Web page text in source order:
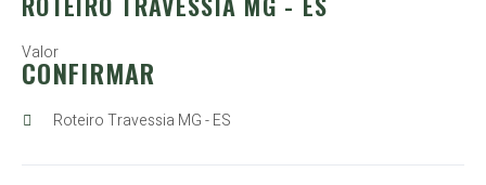
Valor
CONFIRMAR
Roteiro Travessia MG - ES